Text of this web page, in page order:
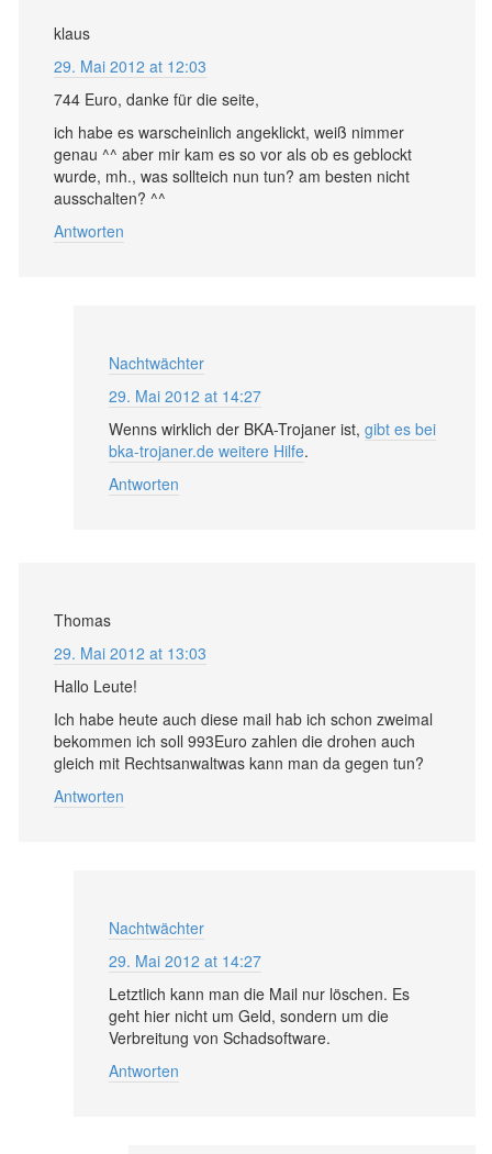
klaus
29. Mai 2012 at 12:03
744 Euro, danke für die seite,
ich habe es warscheinlich angeklickt, weiß nimmer
genau ^^ aber mir kam es so vor als ob es geblockt
wurde, mh., was sollteich nun tun? am besten nicht
ausschalten? ^^
Antworten
Nachtwächter
29. Mai 2012 at 14:27
Wenns wirklich der BKA-Trojaner ist, gibt es bei
bka-trojaner.de weitere Hilfe.
Antworten
Thomas
29. Mai 2012 at 13:03
Hallo Leute!
Ich habe heute auch diese mail hab ich schon zweimal
bekommen ich soll 993Euro zahlen die drohen auch
gleich mit Rechtsanwaltwas kann man da gegen tun?
Antworten
Nachtwächter
29. Mai 2012 at 14:27
Letztlich kann man die Mail nur löschen. Es
geht hier nicht um Geld, sondern um die
Verbreitung von Schadsoftware.
Antworten